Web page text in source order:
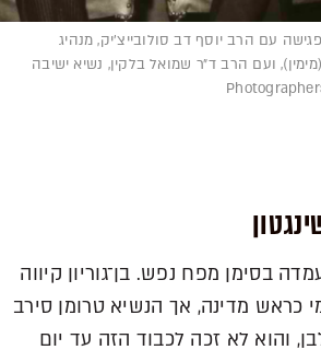
עם הרב יוסף דב סולובייצ'יק, מנהיג
ועם הרב ד״ר שמואל בלקין, נשיא ישיבה
בסימן מפח נפש. בן־גוריון קיווה
כראש מדינה, אך הנשיא טרומן סירב
והוא לא זכה לכבוד הזה עד יום